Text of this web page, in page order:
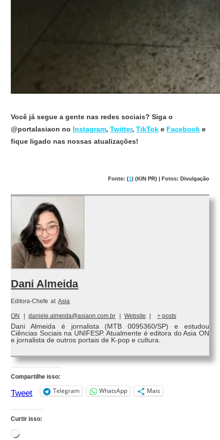
Você já segue a gente nas redes sociais? Siga o
@portalasiaon no Instagram,Twitter, TikTok e Facebook e
fique ligado nas nossas atualizações!
Fonte: (1) (KIN PR) | Fotos: Divulgação
Dani Almeida
Editora-Chefe at Asia
ON | daniele.almeida@asiaon.com.br | Website | + posts
Dani Almeida é jornalista (MTB 0095360/SP) e estudou
Ciências Sociais na UNIFESP. Atualmente é editora do Asia ON
e jornalista de outros portais de K-pop e cultura.
Compartilhe isso:
Tweet Telegram WhatsApp Mais
Curtir isso:
Carregando...